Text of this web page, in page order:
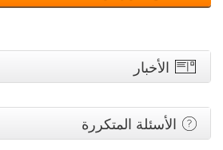
الأخبار
الأسئلة المتكررة